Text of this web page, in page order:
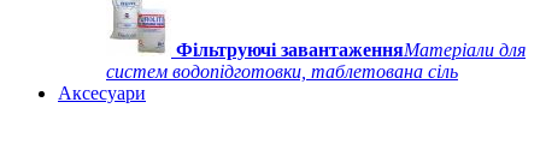
Фільтруючі завантаженняМатеріали для
систем водопідготовки, таблетована сіль
Аксесуари